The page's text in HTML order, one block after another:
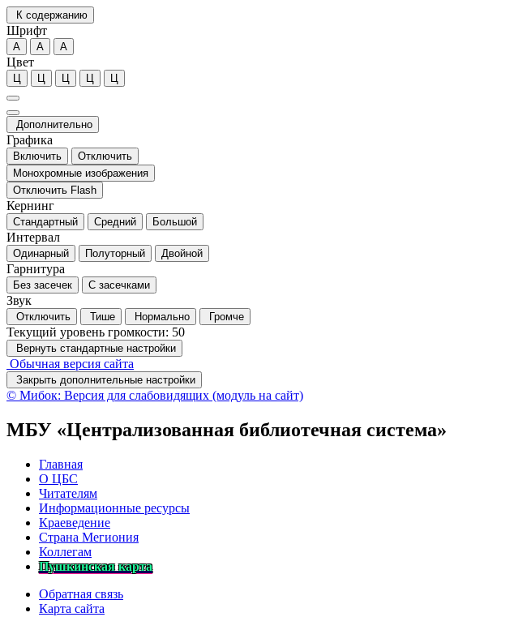
К содержанию
Шрифт
А А А
Цвет
Ц Ц Ц Ц Ц
Дополнительно
Графика
Включить
Отключить
Монохромные изображения
Отключить Flash
Кернинг
Стандартный Средний Большой
Интервал
Одинарный Полуторный Двойной
Гарнитура
Без засечек С засечками
Звук
Отключить Тише Нормально Громче
Текущий уровень громкости: 50
Вернуть стандартные настройки
Обычная версия сайта
Закрыть дополнительные настройки
© Мибок: Версия для слабовидящих (модуль на сайт)
МБУ «Централизованная библиотечная система»
Главная
О ЦБС
Читателям
Информационные ресурсы
Краеведение
Страна Мегиония
Коллегам
Пушкинская карта
Обратная связь
Карта сайта